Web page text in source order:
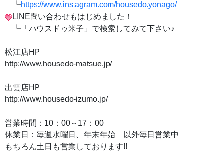
┗https://www.instagram.com/housedo.yonago/
LINE問い合わせもはじめました！
┗「ハウスドゥ米子」で検索してみて下さい♪
松江店HP
http://www.housedo-matsue.jp/
出雲店HP
http://www.housedo-izumo.jp/
営業時間：10：00～17：00
休業日：毎週水曜日、年末年始 以外毎日営業中
もちろん土日も営業しております!!